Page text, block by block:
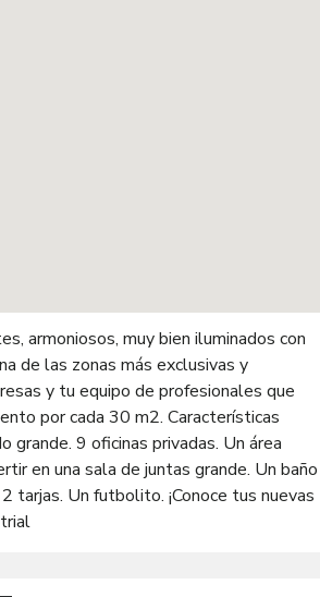
armoniosos, muy bien iluminados con
y tu equipo de profesionales que
grande. 9 oficinas privadas. Un área
en una sala de juntas grande. Un
tarjas. Un futbolito. ¡Conoce tus nuevas